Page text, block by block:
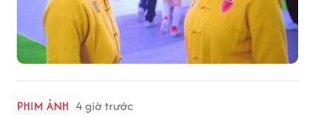
PHIM ẢNH 4 giờ trước